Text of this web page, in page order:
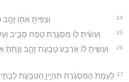
24 וְצִפִּיתָ֥ אֹת֖וֹ זָהָ֣ב
25 וְעָשִׂ֨יתָ לּ֥וֹ מִסְגֶּ֛רֶת טֹ֖פַח סָבִ֑יב
26
וְעָשִׂ֣יתָ לּ֔וֹ אַרְבַּ֖ע טַבְּעֹ֣ת זָהָ֑ב
27 לְעֻמַּת֙ הַמִּסְגֶּ֔רֶת תִּהְיֶ֖יןָ הַטַּבָּעֹ֑ת